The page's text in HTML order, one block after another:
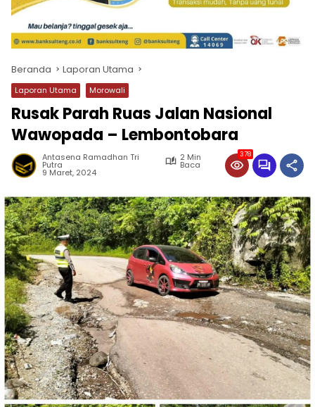
Beranda Laporan Utama
Laporan Utama Morowali
Rusak Parah Ruas Jalan Nasional
Wawopada – Lembontobara
Antasena Ramadhan Tri
Putra
2 Min
Baca
9 Maret, 2024
378